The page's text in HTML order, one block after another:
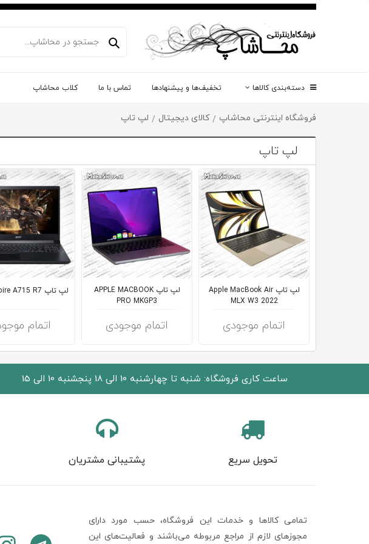
دسته‌بندی کالاها تخفیف‌ها و پیشنهادها تماس با ما کلاب محاشاپ
فروشگاه اینترنتی محاشاپ / کالای دیجیتال / لپ تاپ
لپ تاپ
لپ تاپ Apple MacBook Air
MLX W3 2022
اتمام موجودی
لپ تاپ APPLE MACBOOK
PRO MKGP3
اتمام موجودی
لپ تاپ Acer Aspire A715 R7
اتمام
ساعت کاری فروشگاه: شنبه تا چهارشنبه 10 الی 18 پنجشنبه 10 الی 15
تحویل سریع پشتیبانی مشتریان
تمامی كالاها و خدمات اين فروشگاه، حسب مورد دارای
مجوزهای لازم از مراجع مربوطه می‌باشند و فعاليت‌های اين